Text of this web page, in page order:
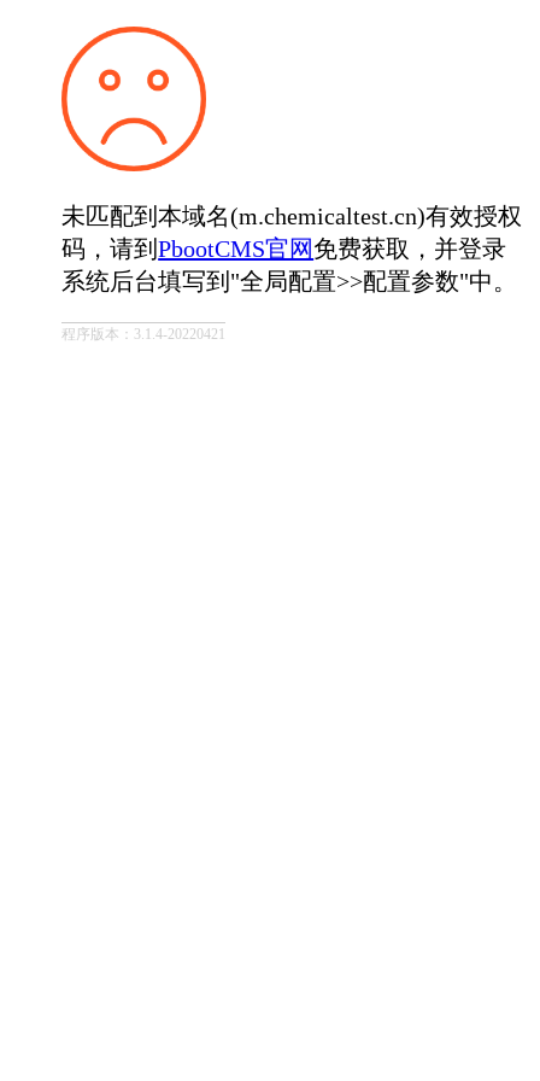
未匹配到本域名(m.chemicaltest.cn)有效授权
码，请到PbootCMS官网免费获取，并登录
系统后台填写到"全局配置>>配置参数"中。
程序版本：3.1.4-20220421